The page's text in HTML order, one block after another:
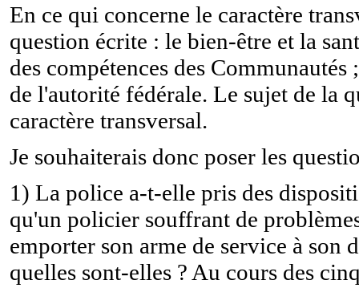
En ce qui concerne le caractère
question écrite : le bien-être et la
des compétences des
de l'autorité fédérale. Le sujet de la
caractère transversal.
Je souhaiterais donc poser les
1) La police a-t-elle pris des
qu'un policier souffrant de
emporter son arme de service à son
quelles sont-elles ? Au cours des